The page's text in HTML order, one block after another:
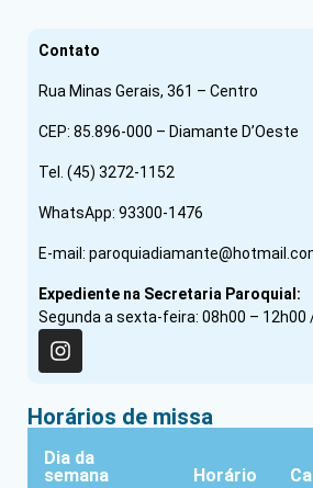
Contato
Rua Minas Gerais, 361 – Centro
CEP: 85.896-000 – Diamante D’Oeste
Tel. (45) 3272-1152
WhatsApp: 93300-1476
E-mail:
Expediente na Secretaria Paroquial:
Segunda a sexta-feira: 08h00 – 12h00
Horários de missa
Dia da
semana
Horário